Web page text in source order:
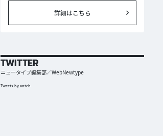
詳細はこちら
TWITTER
ニュータイプ編集部／WebNewtype
Tweets by antch